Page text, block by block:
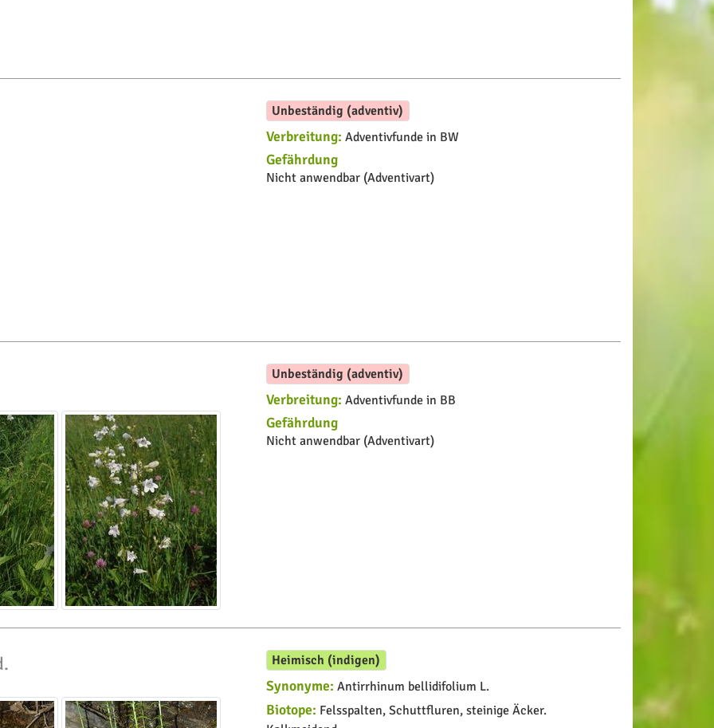
Unbeständig (adventiv)
Verbreitung: Adventivfunde in BW
Gefährdung
Nicht anwendbar (Adventivart)
Unbeständig (adventiv)
Verbreitung: Adventivfunde in BB
Gefährdung
Nicht anwendbar (Adventivart)
Heimisch (indigen)
Synonyme: Antirrhinum bellidifolium L.
Biotope: Felsspalten, Schuttfluren, steinige Äcker.